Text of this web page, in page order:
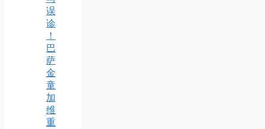
误
诊
！
巴
萨
金
童
加
维
重